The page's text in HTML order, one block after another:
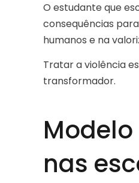
O estudante que
consequências
humanos e na
Tratar a violência
transformador.
nas